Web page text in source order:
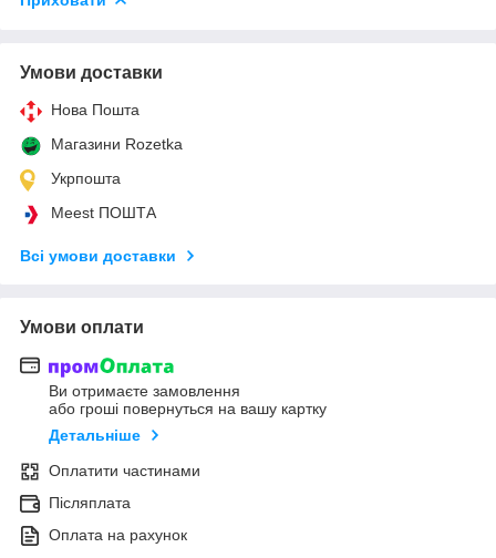
Умови доставки
Нова Пошта
Магазини Rozetka
Укрпошта
Meest ПОШТА
Всі умови доставки
Умови оплати
Ви отримаєте замовлення
або гроші повернуться на вашу картку
Детальніше
Оплатити частинами
Післяплата
Оплата на рахунок